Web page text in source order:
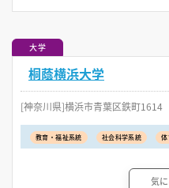
大学
桐蔭横浜大学
[神奈川県]横浜市青葉区鉄町1614
教育・福祉系統 社会科学系統 体
気